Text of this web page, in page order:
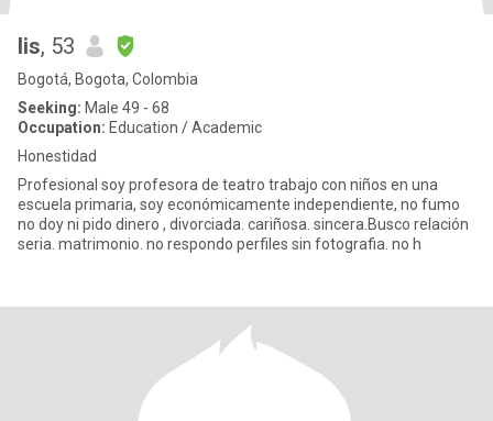
lis, 53
Bogotá, Bogota, Colombia
Seeking: Male 49 - 68
Occupation: Education / Academic
Honestidad
Profesional soy profesora de teatro trabajo con niños en una
escuela primaria, soy económicamente independiente, no fumo
no doy ni pido dinero , divorciada. cariñosa. sincera.Busco relación
seria. matrimonio. no respondo perfiles sin fotografia. no h